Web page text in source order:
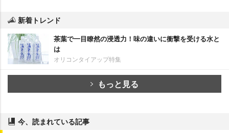
新着トレンド
茶葉で一目瞭然の浸透力！味の違いに衝撃を受ける水と
は
オリコンタイアップ特集
もっと見る
今、読まれている記事